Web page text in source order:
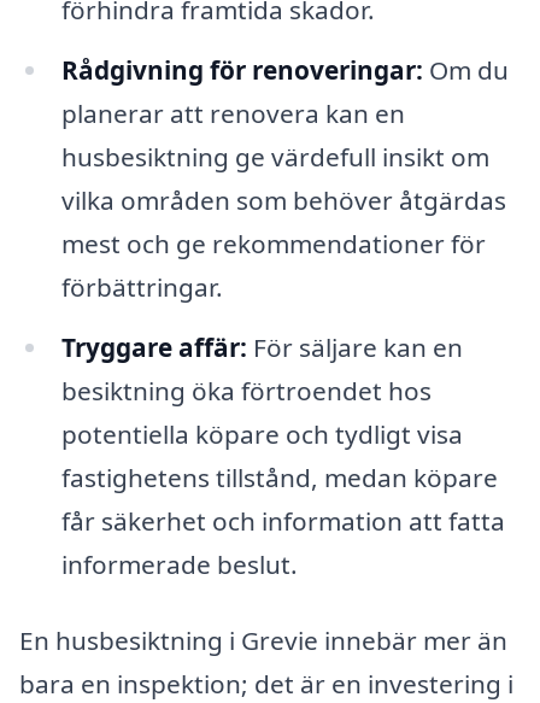
förhindra framtida skador.
Rådgivning för renoveringar: Om du
planerar att renovera kan en
husbesiktning ge värdefull insikt om
vilka områden som behöver åtgärdas
mest och ge rekommendationer för
förbättringar.
Tryggare affär: För säljare kan en
besiktning öka förtroendet hos
potentiella köpare och tydligt visa
fastighetens tillstånd, medan köpare
får säkerhet och information att fatta
informerade beslut.
En husbesiktning i Grevie innebär mer än
bara en inspektion; det är en investering i